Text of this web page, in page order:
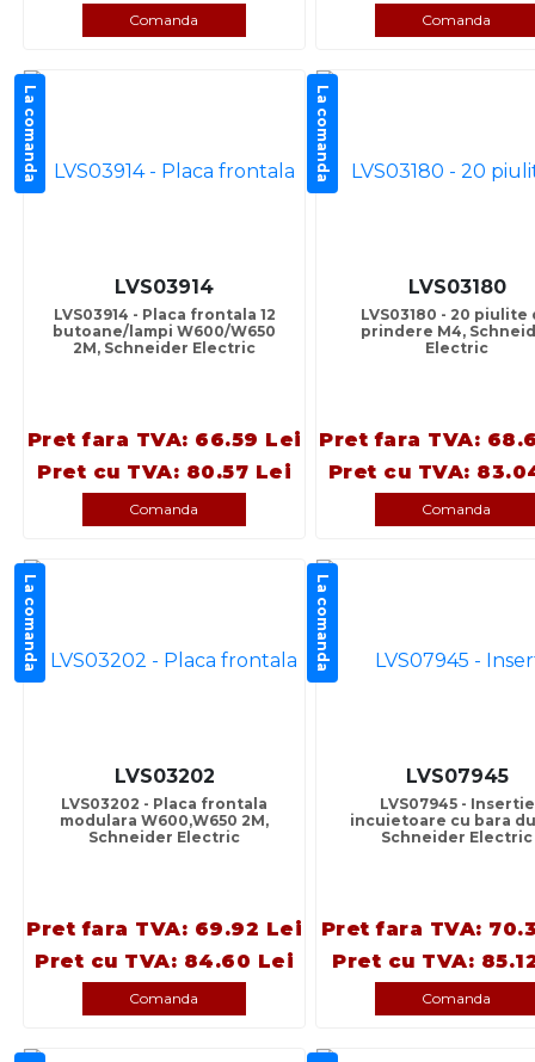
Comanda Comanda
La comanda
LVS03914
LVS03914 - Placa frontala 12
butoane/lampi W600/W650
2M, Schneider Electric
Pret fara TVA: 66.59 Lei
Pret cu TVA: 80.57 Lei
Comanda
La comanda
LVS03180
LVS03180 - 20 piulite
prindere M4,
Electric
Pret fara TVA:
Pret cu TVA:
Comanda
La comanda
LVS03202
LVS03202 - Placa frontala
modulara W600,W650 2M,
Schneider Electric
Pret fara TVA: 69.92 Lei
Pret cu TVA: 84.60 Lei
Comanda
La comanda
LVS07945
LVS07945 - Insertie
incuietoare cu bara
Schneider Electric
Pret fara TVA:
Pret cu TVA:
Comanda